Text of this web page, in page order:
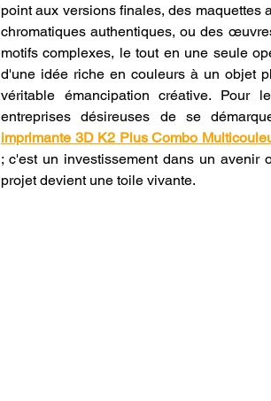
point aux versions finales, des maquettes
chromatiques authentiques, ou des
motifs complexes, le tout en une seule
d'une idée riche en couleurs à un objet
véritable émancipation créative. Pour
entreprises désireuses de se
imprimante 3D K2 Plus Combo
; c'est un investissement dans un
projet devient une toile vivante.